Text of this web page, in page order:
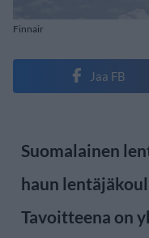
Finnair
Jaa FB
Suomalainen
haun
Tavoitteena on